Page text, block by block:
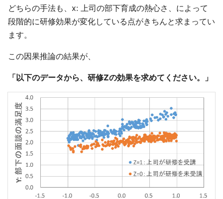
どちらの手法も、x: 上司の部下育成の熱心さ、によって
段階的に研修効果が変化している点がきちんと求まってい
ます。
この因果推論の結果が、
「以下のデータから、研修Zの効果を求めてください。」